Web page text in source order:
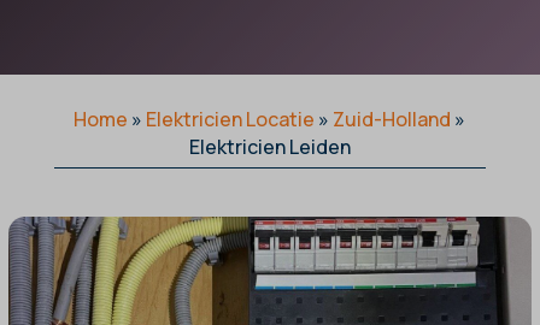
Home » Elektricien Locatie » Zuid-Holland »
Elektricien Leiden